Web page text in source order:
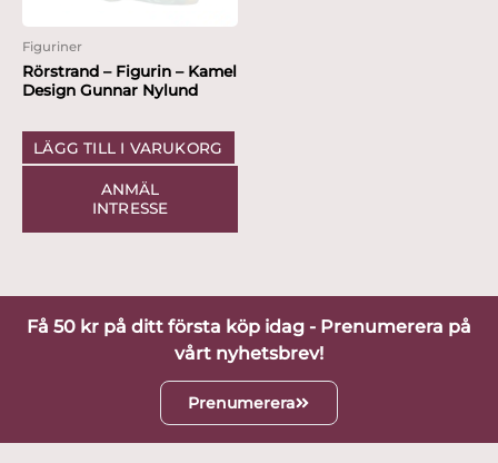
Figuriner
Rörstrand – Figurin – Kamel
Design Gunnar Nylund
LÄGG TILL I VARUKORG
ANMÄL
INTRESSE
Få 50 kr på ditt första köp idag - Prenumerera på
vårt nyhetsbrev!
Prenumerera